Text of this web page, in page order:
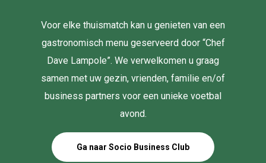
Voor elke thuismatch kan u genieten van een
gastronomisch menu geserveerd door “Chef
Dave Lampole”. We verwelkomen u graag
samen met uw gezin, vrienden, familie en/of
business partners voor een unieke voetbal
avond.
Ga naar Socio Business Club